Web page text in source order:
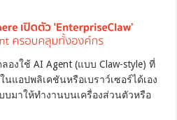
องใช้ AI Agent (แบบ Claw-style) ที่
แอปพลิเคชันหรือเบราว์เซอร์ได้เอง
มาให้ทำงานบนเครื่องส่วนตัวหรือ